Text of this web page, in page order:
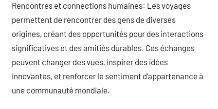
Rencontres et connections humaines: Les voyages
permettent de rencontrer des gens de diverses
origines, créant des opportunités pour des interactions
significatives et des amitiés durables. Ces échanges
peuvent changer des vues, inspirer des idées
innovantes, et renforcer le sentiment d’appartenance à
une communauté mondiale.